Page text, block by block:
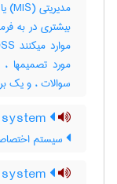
بیشتری در به
مورد تصمیمها
سوالات ، و یک
سیستم